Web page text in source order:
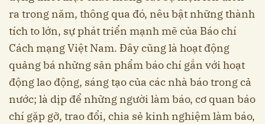
ra trong năm, thông qua đó, nêu bật những thành
tích to lớn, sự phát triển mạnh mẽ của Báo chí
Cách mạng Việt Nam. Đây cũng là hoạt động
quảng bá những sản phẩm báo chí gắn với hoạt
động lao động, sáng tạo của các nhà báo trong cả
nước; là dịp để những người làm báo, cơ quan báo
chí gặp gỡ, trao đổi, chia sẻ kinh nghiệm làm báo,